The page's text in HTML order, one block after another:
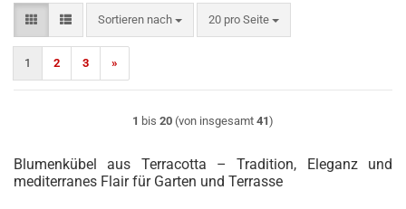
Sortieren nach
Sortieren nach 20 pro Seite
pro Seite
1 2 3 »
1 bis 20 (von insgesamt 41)
Blumenkübel aus Terracotta – Tradition, Eleganz und
mediterranes Flair für Garten und Terrasse